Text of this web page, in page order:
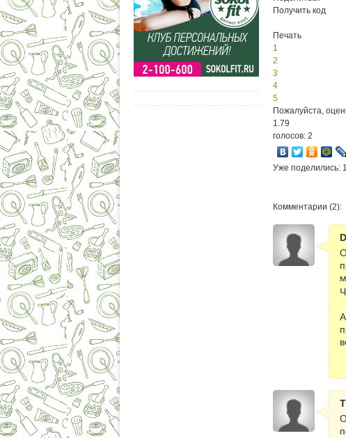
Получить код
Печать
1
2
3
4
5
Пожалуйста,
1.79
голосов: 2
Уже поделились: 1
Комментарии (2):